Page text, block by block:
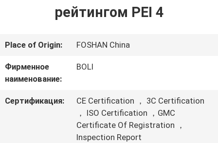
ВИДЕОЗАПИСИ
НАС
ЭКСКУРСИЯ
рейтингом PEI 4
Place of Origin: FOSHAN China
Фирменное
наименование:
BOLI
Сертификация:
CE Certification ， 3C Certification
， ISO Certification ，GMC
Certificate Of Registration ，
Inspection Report